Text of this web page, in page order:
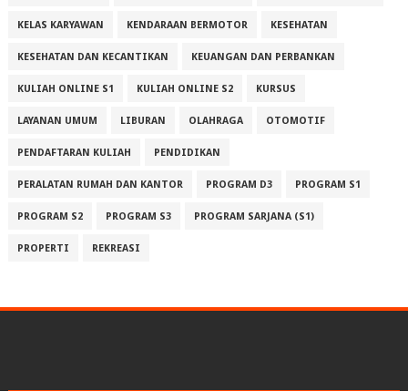
KELAS KARYAWAN KENDARAAN BERMOTOR KESEHATAN
KESEHATAN DAN KECANTIKAN KEUANGAN DAN PERBANKAN
KULIAH ONLINE S1 KULIAH ONLINE S2 KURSUS
LAYANAN UMUM LIBURAN OLAHRAGA OTOMOTIF
PENDAFTARAN KULIAH PENDIDIKAN
PERALATAN RUMAH DAN KANTOR PROGRAM D3 PROGRAM S1
PROGRAM S2 PROGRAM S3 PROGRAM SARJANA (S1)
PROPERTI REKREASI